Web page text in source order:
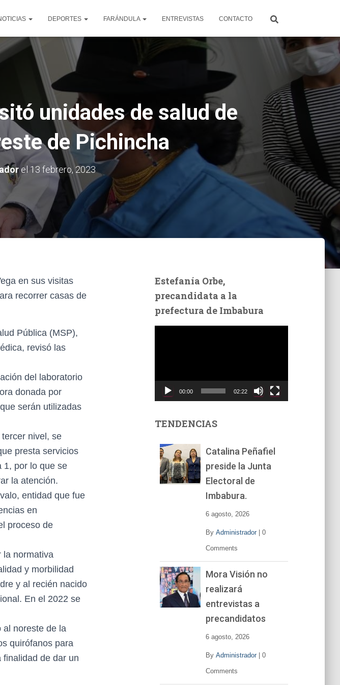
DEPORTES FARÁNDULA ENTREVISTAS CONTACTO
unidades de salud de
de Pichincha
el 13 febrero, 2023
en sus visitas
recorrer casas de
Pública (MSP),
revisó las
del laboratorio
donada por
serán utilizadas
nivel, se
presta servicios
1, por lo que se
la atención.
entidad que fue
en
proceso de
la normativa
y morbilidad
y al recién nacido
En el 2022 se
al noreste de la
quirófanos para
de dar un
Estefanía Orbe,
precandidata a la
prefectura de Imbabura
t
00:00 02:22
TENDENCIAS
Catalina Peñafiel
preside la Junta
Electoral de
Imbabura.
6 agosto, 2026
By Administrador| 0
Comments
Mora Visión no
realizará
entrevistas a
precandidatos
6 agosto, 2026
By Administrador| 0
Comments